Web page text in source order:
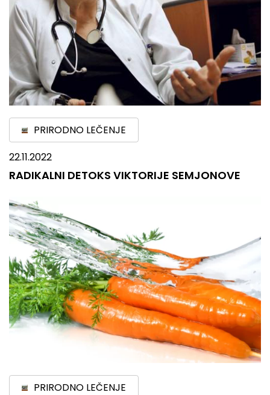
PRIRODNO LEČENJE
22.11.2022
RADIKALNI DETOKS VIKTORIJE SEMJONOVE
PRIRODNO LEČENJE